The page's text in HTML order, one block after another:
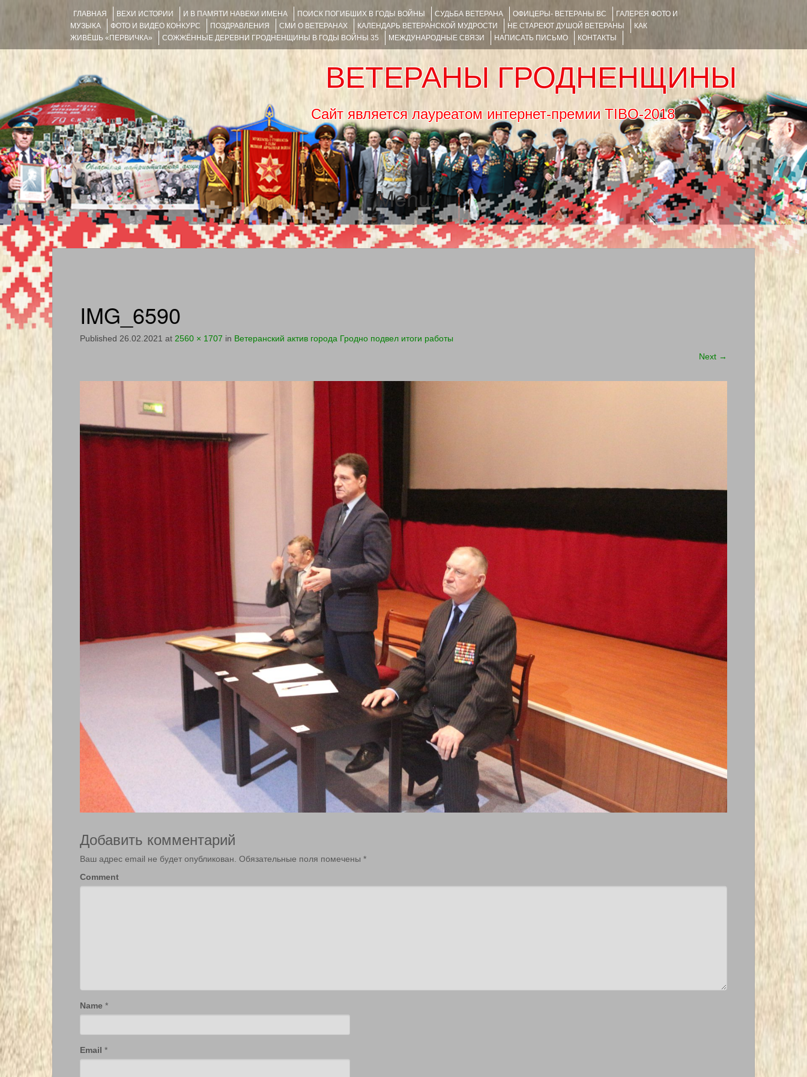
ГЛАВНАЯ ВЕХИ ИСТОРИИ И В ПАМЯТИ НАВЕКИ ИМЕНА ПОИСК ПОГИБШИХ В ГОДЫ ВОЙНЫ СУДЬБА ВЕТЕРАНА ОФИЦЕРЫ- ВЕТЕРАНЫ ВС
ГАЛЕРЕЯ ФОТО И
МУЗЫКА
ФОТО И ВИДЕО КОНКУРС ПОЗДРАВЛЕНИЯ СМИ О ВЕТЕРАНАХ КАЛЕНДАРЬ ВЕТЕРАНСКОЙ МУДРОСТИ НЕ СТАРЕЮТ ДУШОЙ ВЕТЕРАНЫ
КАК
ЖИВЁШЬ «ПЕРВИЧКА»
СОЖЖЁННЫЕ ДЕРЕВНИ ГРОДНЕНЩИНЫ В ГОДЫ ВОЙНЫ 35 МЕЖДУНАРОДНЫЕ СВЯЗИ НАПИСАТЬ ПИСЬМО КОНТАКТЫ
ВЕТЕРАНЫ ГРОДНЕНЩИНЫ
Сайт является лауреатом интернет-премии TIBO-2018
Menu
SKIP TO CONTENT
IMG_6590
Published 26.02.2021 at 2560 × 1707 in Ветеранский актив города Гродно подвел итоги работы
Next →
Добавить комментарий
Ваш адрес email не будет опубликован. Обязательные поля помечены *
Comment
Name *
Email *